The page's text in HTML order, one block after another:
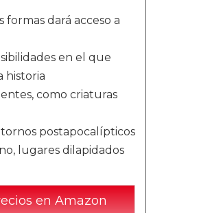
dará acceso a
en el que
historia
como criaturas
postapocalípticos
lugares dilapidados
en Amazon